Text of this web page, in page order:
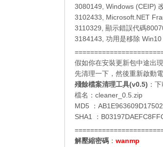
3080149, Windows (CEIP)
3102433, Microsoft.NET
3110329, 顯示錯誤代碼
3184143, 功用是移除
假如你在安裝更新包中途出
先清理一下，然後重新啟動
殘餘檔案清理工具(v0.5) ： 下
檔名：cleaner_0.5.zip
MD5 ：
SHA1 ：
解壓縮密碼 ： wanmp